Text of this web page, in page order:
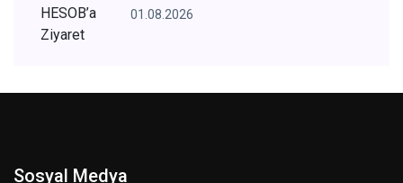
01.08.2026
Sosyal Medya